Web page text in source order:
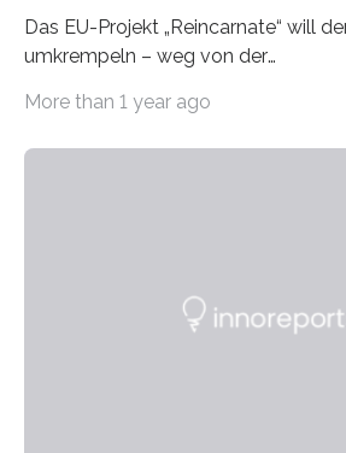
Das EU-Projekt „Reincarnate“ will
umkrempeln – weg von der
Kreislaufwirtschaft Bei dem
Datenbank erfasst sind, neue
More than 1 year ago